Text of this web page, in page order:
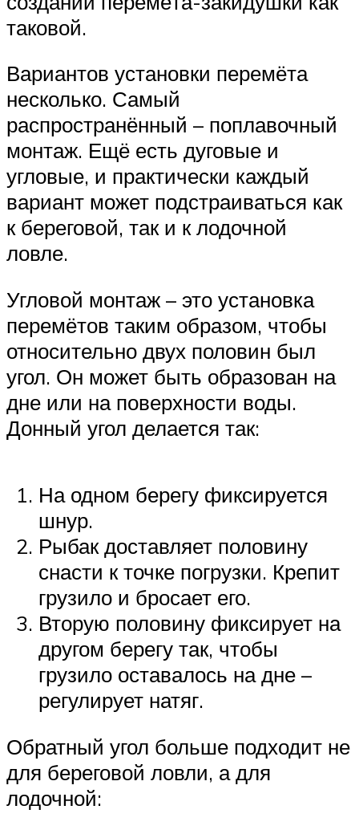
таковой.
Вариантов установки перемёта
несколько. Самый
распространённый – поплавочный
монтаж. Ещё есть дуговые и
угловые, и практически каждый
вариант может подстраиваться как
к береговой, так и к лодочной
ловле.
Угловой монтаж – это установка
перемётов таким образом, чтобы
относительно двух половин был
угол. Он может быть образован на
дне или на поверхности воды.
Донный угол делается так:
На одном берегу фиксируется
шнур.
Рыбак доставляет половину
снасти к точке погрузки. Крепит
грузило и бросает его.
Вторую половину фиксирует на
другом берегу так, чтобы
грузило оставалось на дне –
регулирует натяг.
Обратный угол больше подходит не
для береговой ловли, а для
лодочной: